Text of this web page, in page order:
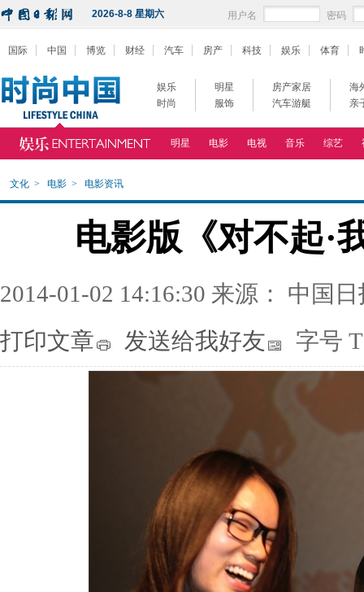
2026-8-8 星期六 用户名 密码
国际 中国 博览 财经 汽车 房产 科技 娱乐 体育
娱乐
时尚
明星
服饰
房产家居
汽车游艇
海
亲
明星 电影 电视 音乐 综艺
文化 > 电影 > 电影资讯
电影版《对不起·
2014-01-02 14:16:30 来源： 中国
打印文章
发送给我好友 字号 T